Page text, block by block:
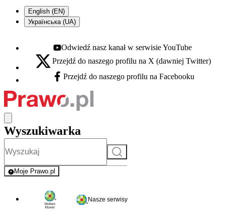
English (EN)
Українська (UA)
Youtube - otwiera się w nowej karcie
Odwiedź nasz kanał w serwisie YouTube
X - otwiera się w nowej karcie
Przejdź do naszego profilu na X (dawniej Twitter)
Facebook - otwiera się w nowej karcie
Przejdź do naszego profilu na Facebooku
Wyszukiwarka
Szukaj
Moje Prawo.pl
- rejestracja i logowanie do serwisu
Nasze serwisy